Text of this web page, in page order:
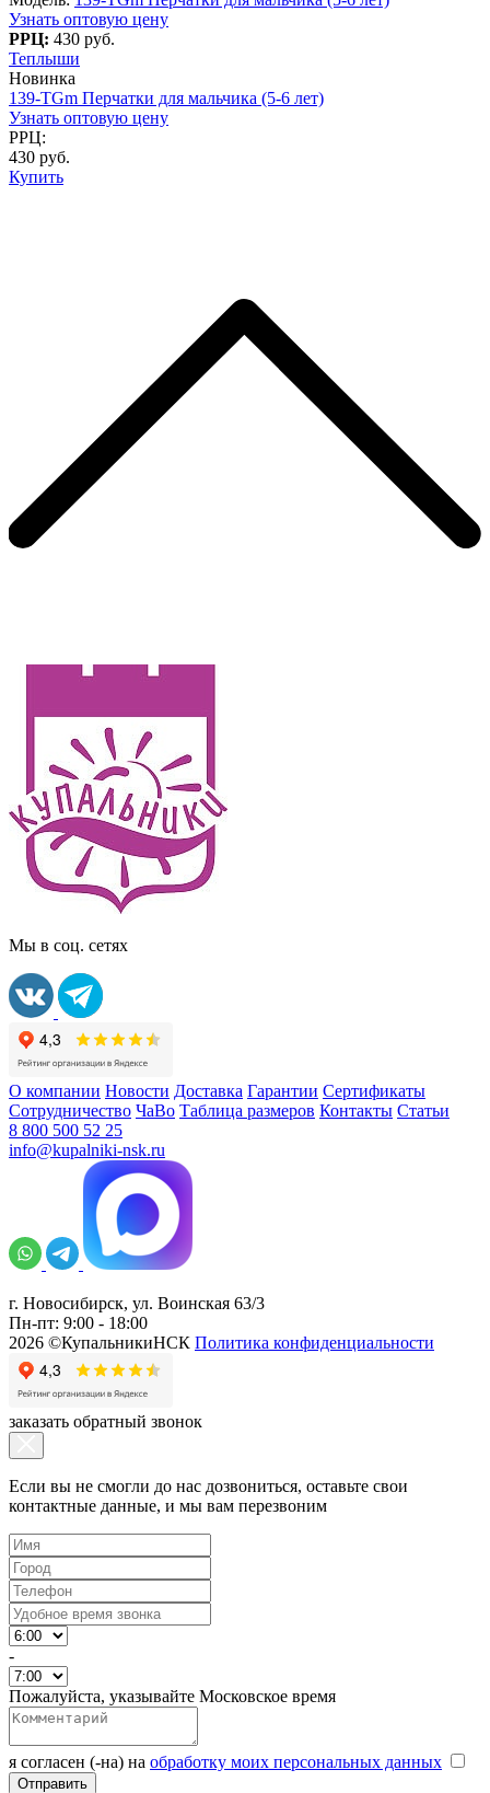
Узнать оптовую цену
РРЦ: 430 руб.
Теплыши
Новинка
139-TGm Перчатки для мальчика (5-6 лет)
Узнать оптовую цену
РРЦ:
430 руб.
Купить
Мы в соц. сетях
О компании Новости Доставка Гарантии Сертификаты
Сотрудничество ЧаВо Таблица размеров Контакты Статьи
8 800 500 52 25
info@kupalniki-nsk.ru
г. Новосибирск, ул. Воинская 63/3
Пн-пт: 9:00 - 18:00
2026 ©КупальникиНСК Политика конфиденциальности
заказать обратный звонок
Если вы не смогли до нас дозвониться, оставьте свои
контактные данные, и мы вам перезвоним
-
Пожалуйста, указывайте Московское время
я согласен (-на) на обработку моих персональных данных